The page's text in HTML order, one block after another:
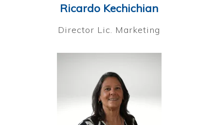
Ricardo Kechichian
Director Lic. Marketing